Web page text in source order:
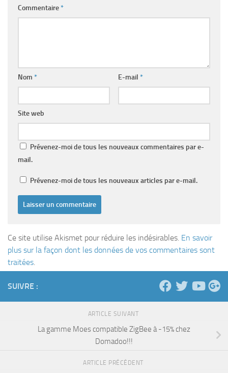
Commentaire*
Nom * E-mail *
Site web
Prévenez-moi de tous les nouveaux commentaires par e-
mail.
Prévenez-moi de tous les nouveaux articles par e-mail.
Ce site utilise Akismet pour réduire les indésirables. En savoir
plus sur la façon dont les données de vos commentaires sont
traitées.
SUIVRE :
ARTICLE SUIVANT
La gamme Moes compatible ZigBee à -15% chez
Domadoo!!!
ARTICLE PRÉCÉDENT